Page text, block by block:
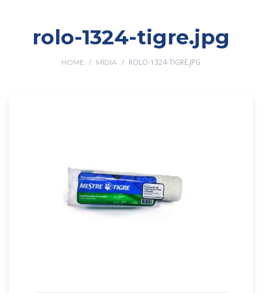
rolo-1324-tigre.jpg
HOME / MÍDIA / ROLO-1324-TIGRE.JPG